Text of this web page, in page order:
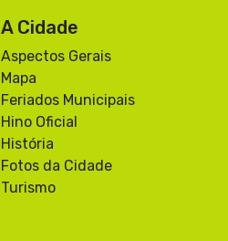
A Cidade
Aspectos Gerais
Mapa
Feriados Municipais
Hino Oficial
História
Fotos da Cidade
Turismo